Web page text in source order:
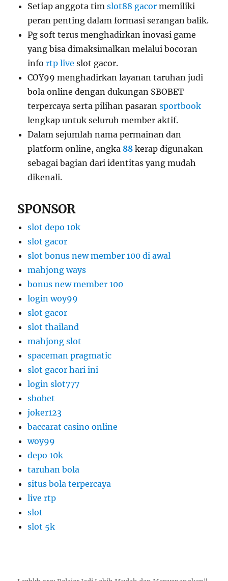
Setiap anggota timslot88 gacor memiliki
peran penting dalam formasi serangan balik.
Pg soft terus menghadirkan inovasi game
yang bisa dimaksimalkan melalui bocoran
infortp live slot gacor.
COY99 menghadirkan layanan taruhan judi
bola online dengan dukungan SBOBET
terpercaya serta pilihan pasaransportbook
lengkap untuk seluruh member aktif.
Dalam sejumlah nama permainan dan
platform online, angka 88 kerap digunakan
sebagai bagian dari identitas yang mudah
dikenali.
SPONSOR
slot depo 10k
slot gacor
slot bonus new member 100 di awal
mahjong ways
bonus new member 100
login woy99
slot gacor
slot thailand
mahjong slot
spaceman pragmatic
slot gacor hari ini
login slot777
sbobet
joker123
baccarat casino online
woy99
depo 10k
taruhan bola
situs bola terpercaya
live rtp
slot
slot 5k